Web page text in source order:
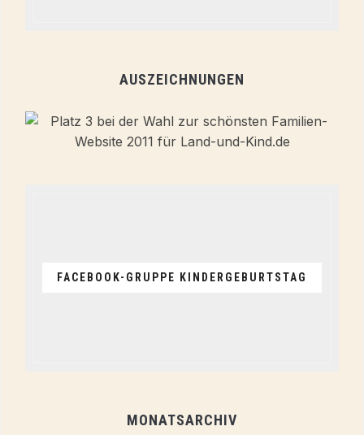
AUSZEICHNUNGEN
FACEBOOK-GRUPPE KINDERGEBURTSTAG
MONATSARCHIV